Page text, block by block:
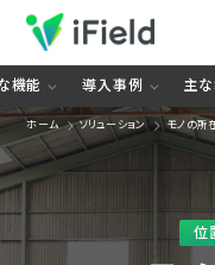
ホーム ソリューション モノの所
位
機能 導入事例 主